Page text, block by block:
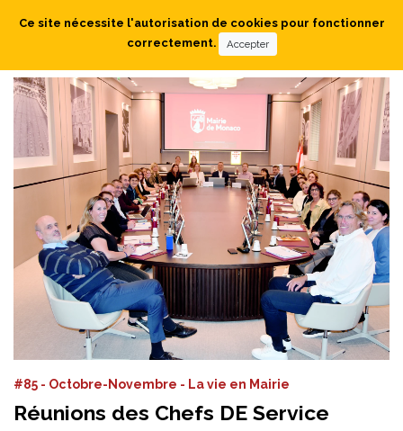
#85 - Octobre-Novembre - La vie en Mairie
Réunions des Chefs DE Service
Ce site nécessite l'autorisation de cookies pour fonctionner
correctement.
Accepter